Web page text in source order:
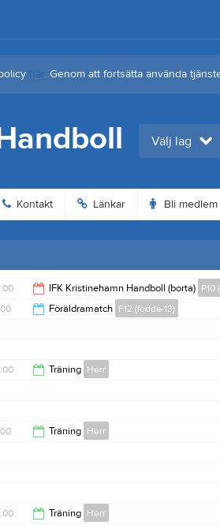
här. Genom att fortsätta använda
Välj lag
Kontakt Länkar Bli medlem
IFK Kristinehamn Handboll (borta) P10
Föräldramatch F12 (födda-13)
Träning Herr
Träning Herr
Träning Herr